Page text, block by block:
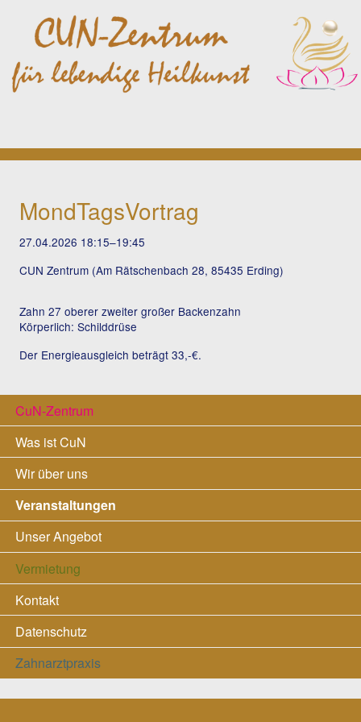
MondTagsVortrag
27.04.2026 18:15–19:45
CUN Zentrum (Am Rätschenbach 28, 85435 Erding)
Zahn 27 oberer zweiter großer Backenzahn
Körperlich: Schilddrüse
Der Energieausgleich beträgt 33,-€.
Navigation
überspringen
CuN-Zentrum
Was ist CuN
Wir über uns
Veranstaltungen
Unser Angebot
Vermietung
Kontakt
Datenschutz
Zahnarztpraxis